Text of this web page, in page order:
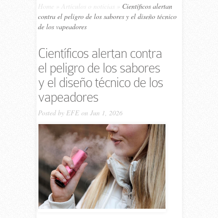
Home Artículos o noticias
Científicos alertan
contra el peligro de los sabores y el diseño técnico
de los vapeadores
Científicos alertan contra
el peligro de los sabores
y el diseño técnico de los
vapeadores
Posted by EFEon Jun 1, 2026